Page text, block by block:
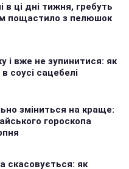
ці дні тижня, гребуть
пощастило з пелюшок
і вже не зупинитися: як
соусі сацебелі
зміниться на краще:
гороскопа
скасовується: як